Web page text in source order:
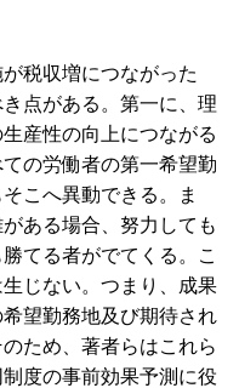
税収増につながった
点がある。第一に、理
産性の向上につながる
の労働者の第一希望勤
こへ異動できる。ま
ある場合、努力しても
てる者がでてくる。こ
じない。つまり、成果
望勤務地及び期待され
ため、著者らはこれら
度の事前効果予測に役